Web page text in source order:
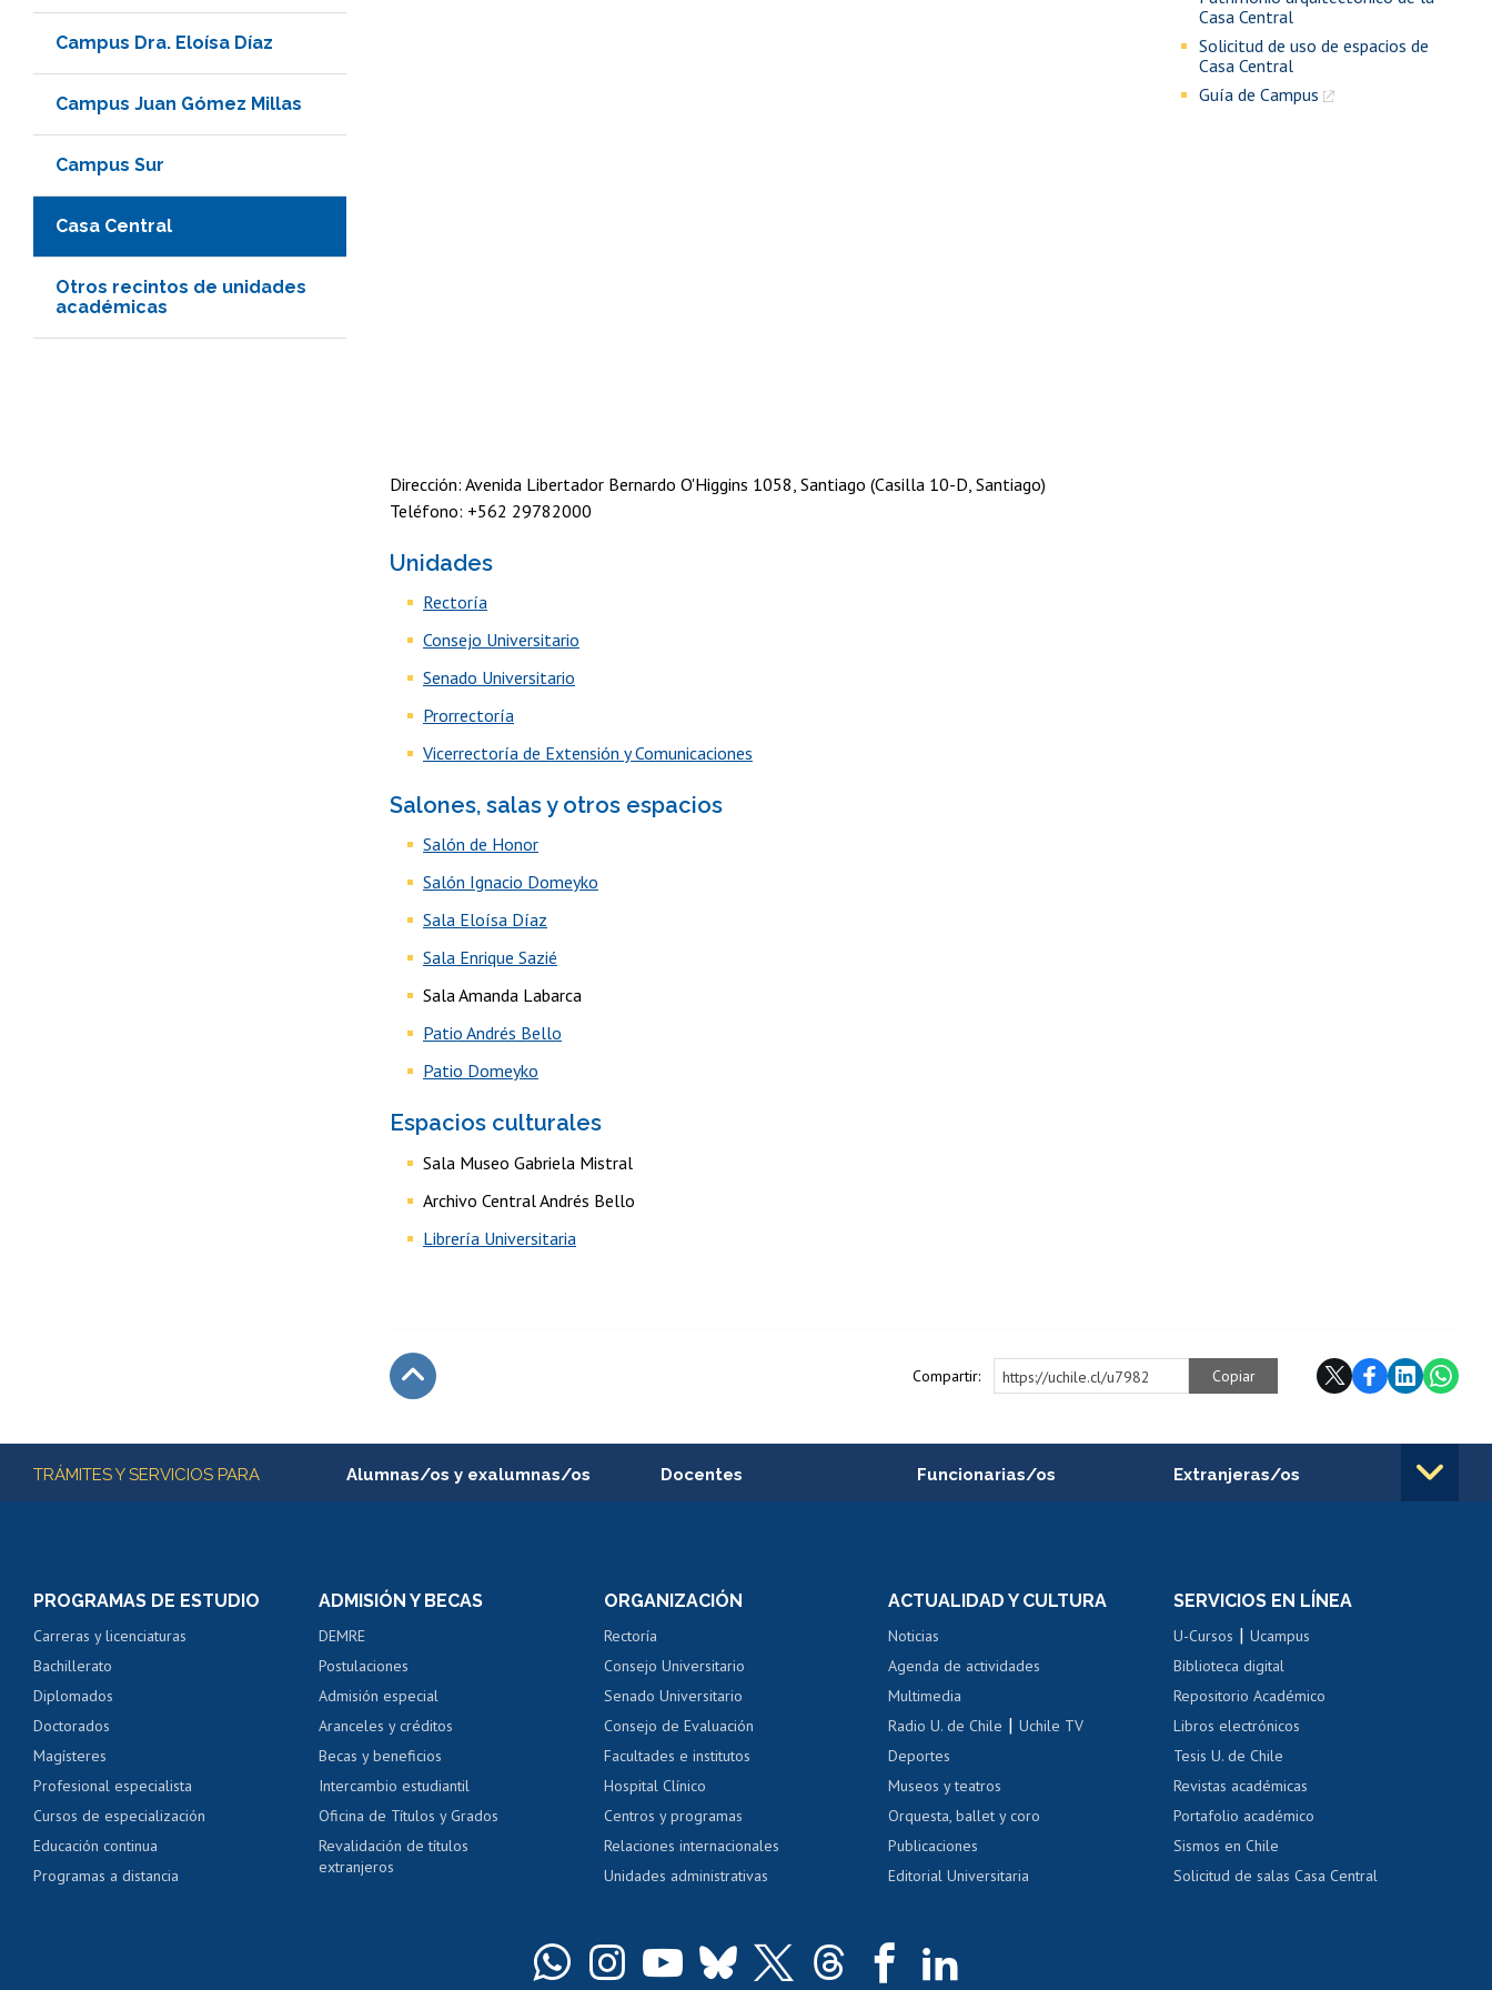
Campus Dra. Eloísa Díaz
Campus Juan Gómez Millas
Campus Sur
Casa Central
Otros recintos de unidades
académicas
Casa Central
Solicitud de uso de espacios de
Casa Central
Guía de Campus
Dirección: Avenida Libertador Bernardo O'Higgins 1058, Santiago (Casilla 10-D, Santiago)
Teléfono: +562 29782000
Unidades
Rectoría
Consejo Universitario
Senado Universitario
Prorrectoría
Vicerrectoría de Extensión y Comunicaciones
Salones, salas y otros espacios
Salón de Honor
Salón Ignacio Domeyko
Sala Eloísa Díaz
Sala Enrique Sazié
Sala Amanda Labarca
Patio Andrés Bello
Patio Domeyko
Espacios culturales
Sala Museo Gabriela Mistral
Archivo Central Andrés Bello
Librería Universitaria
Compartir: https://uchile.cl/u7982 Copiar
Más información
TRÁMITES Y SERVICIOS PARA Alumnas/os y exalumnas/os
Consulta y certificado de notas
Servicio médico y dental
Pago de arancel y crédito alumnos
Pago de arancel y crédito exalumnos
Certificado de títulos y grados
Docentes
Perfeccionamiento
Evaluación docente
Calificación académica
Postulación al AUCAI
Funcionarias/os
Portal de movilidad interna
Certificado de renta
Certificado de renta
Gestión de correo uchile
Extranjeras/os
Movilidad Estudiantil
Cursos de español
Acoso laboral, sexual y violencia
PROGRAMAS DE ESTUDIO
Carreras y licenciaturas
Bachillerato
Diplomados
Doctorados
Magísteres
Profesional especialista
Cursos de especialización
Educación continua
Programas a distancia
ADMISIÓN Y BECAS
DEMRE
Postulaciones
Admisión especial
Aranceles y créditos
Becas y beneficios
Intercambio estudiantil
Oficina de Títulos y Grados
Revalidación de títulos
extranjeros
ORGANIZACIÓN
Rectoría
Consejo Universitario
Senado Universitario
Consejo de Evaluación
Facultades e institutos
Hospital Clínico
Centros y programas
Relaciones internacionales
Unidades administrativas
ACTUALIDAD Y CULTURA
Noticias
Agenda de actividades
Multimedia
Radio U. de Chile |Uchile TV
Deportes
Museos y teatros
Orquesta, ballet y coro
Publicaciones
Editorial Universitaria
SERVICIOS EN LÍNEA
U-Cursos |Ucampus
Biblioteca digital
Repositorio Académico
Libros electrónicos
Tesis U. de Chile
Revistas académicas
Portafolio académico
Sismos en Chile
Solicitud de salas Casa Central